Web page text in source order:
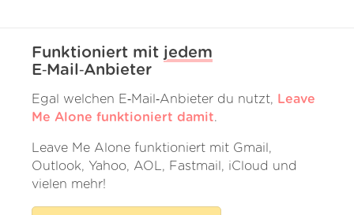
Funktioniert mit jedem
E‑Mail‑Anbieter
Egal welchen E‑Mail‑Anbieter du nutzt,
Leave
Me Alone funktioniert damit.
Leave Me Alone funktioniert mit Gmail,
Outlook, Yahoo, AOL, Fastmail, iCloud und
vielen mehr!